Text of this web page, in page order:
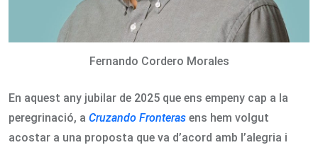
Fernando Cordero Morales
En aquest any jubilar de 2025 que ens empeny cap a la
peregrinació, a Cruzando Fronteras ens hem volgut
acostar a una proposta que va d’acord amb l’alegria i